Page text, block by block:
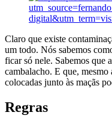
Claro que existe
um todo. Nós sabemos
ficar só nele. Sabemos que
cambalacho. E que, mesmo
colocadas junto às maçãs
Regras